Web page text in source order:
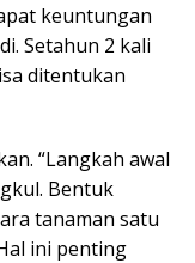
keuntungan
Setahun 2 kali
ditentukan
“Langkah awal
Bentuk
tanaman satu
ini penting